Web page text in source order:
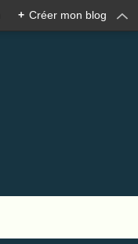
+ Créer mon blog